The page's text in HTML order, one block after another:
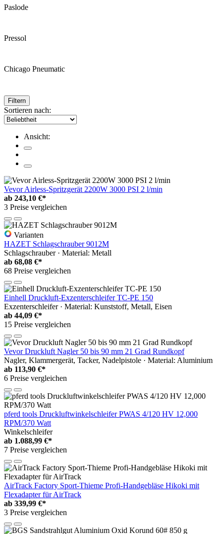
Paslode
Pressol
Chicago Pneumatic
Filtern
Sortieren nach:
Ansicht:
Vevor Airless-Spritzgerät 2200W 3000 PSI 2 l/min
ab 243,10 €*
3 Preise vergleichen
Varianten
HAZET Schlagschrauber 9012M
Schlagschrauber · Material: Metall
ab 68,08 €*
68 Preise vergleichen
Einhell Druckluft-Exzenterschleifer TC-PE 150
Exzenterschleifer · Material: Kunststoff, Metall, Eisen
ab 44,09 €*
15 Preise vergleichen
Vevor Druckluft Nagler 50 bis 90 mm 21 Grad Rundkopf
Nagler, Klammergerät, Tacker, Nadelpistole · Material: Aluminium
ab 113,90 €*
6 Preise vergleichen
pferd tools Druckluftwinkelschleifer PWAS 4/120 HV 12,000
RPM/370 Watt
Winkelschleifer
ab 1.088,99 €*
7 Preise vergleichen
AirTrack Factory Sport-Thieme Profi-Handgebläse Hikoki mit
Flexadapter für AirTrack
ab 339,99 €*
3 Preise vergleichen